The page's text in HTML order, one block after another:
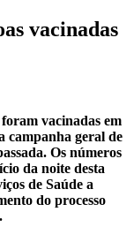
vacinadas
vacinadas em
campanha geral de
Os números
da noite desta
de Saúde a
do processo